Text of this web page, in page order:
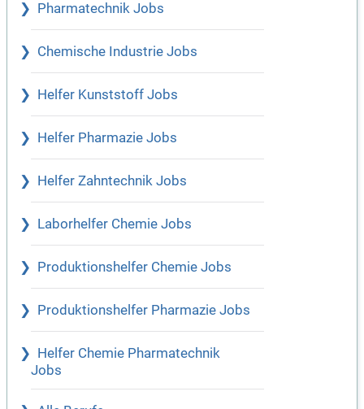
Pharmatechnik Jobs
Chemische Industrie Jobs
Helfer Kunststoff Jobs
Helfer Pharmazie Jobs
Helfer Zahntechnik Jobs
Laborhelfer Chemie Jobs
Produktionshelfer Chemie Jobs
Produktionshelfer Pharmazie Jobs
Helfer Chemie Pharmatechnik
Jobs